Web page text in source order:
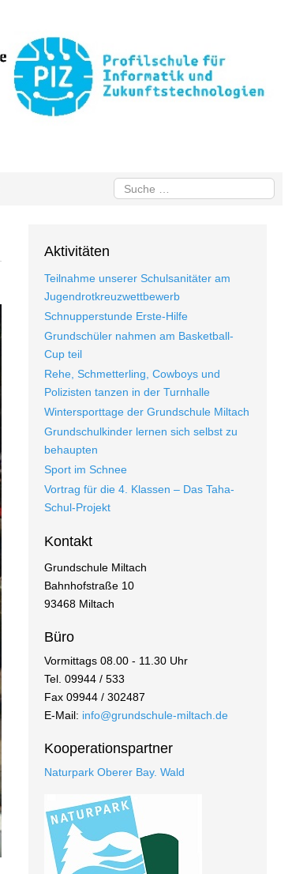
Suchen
Aktivitäten
Teilnahme unserer Schulsanitäter am
Jugendrotkreuzwettbewerb
Schnupperstunde Erste-Hilfe
Grundschüler nahmen am Basketball-
Cup teil
Rehe, Schmetterling, Cowboys und
Polizisten tanzen in der Turnhalle
Wintersporttage der Grundschule Miltach
Grundschulkinder lernen sich selbst zu
behaupten
Sport im Schnee
Vortrag für die 4. Klassen – Das Taha-
Schul-Projekt
Kontakt
Grundschule Miltach
Bahnhofstraße 10
93468 Miltach
Büro
Vormittags 08.00 - 11.30 Uhr
Tel. 09944 / 533
Fax 09944 / 302487
E-Mail: info@grundschule-miltach.de
Kooperationspartner
Naturpark Oberer Bay. Wald